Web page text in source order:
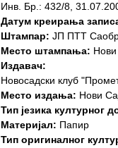
Инв. Бр.: 432/8,
Датум креирања
Штампар: ЈП ПТТ
Место штампања:
Издавач:
Новосадски клуб
Место издања: Нови
Тип језика културног
Материјал: Папир
Тип оригиналног